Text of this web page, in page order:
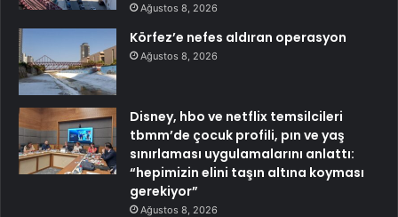
Ağustos 8, 2026
Körfez’e nefes aldıran operasyon
Ağustos 8, 2026
Disney, hbo ve netflix temsilcileri
tbmm’de çocuk profili, pın ve yaş
sınırlaması uygulamalarını anlattı:
“hepimizin elini taşın altına koyması
gerekiyor”
Ağustos 8, 2026